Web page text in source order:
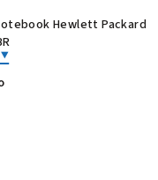
Hewlett Packard